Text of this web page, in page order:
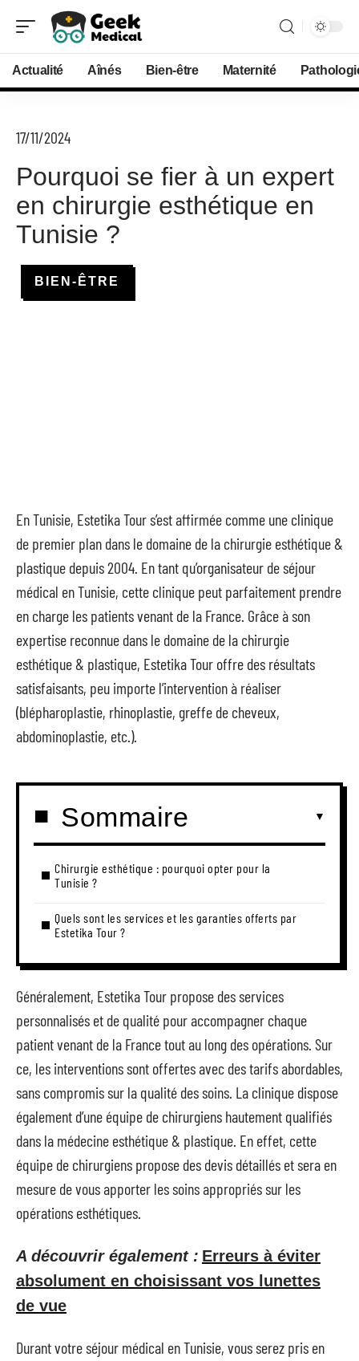
Actualité Aînés Bien-être Maternité
17/11/2024
Pourquoi se fier à un expert
en chirurgie esthétique en
Tunisie ?
BIEN-ÊTRE
En Tunisie, Estetika Tour s’est affirmée comme une clinique
de premier plan dans le domaine de la chirurgie esthétique &
plastique depuis 2004. En tant qu’organisateur de séjour
médical en Tunisie, cette clinique peut parfaitement prendre
en charge les patients venant de la France. Grâce à son
expertise reconnue dans le domaine de la chirurgie
esthétique & plastique, Estetika Tour offre des résultats
satisfaisants, peu importe l’intervention à réaliser
(blépharoplastie, rhinoplastie, greffe de cheveux,
abdominoplastie, etc.).
Sommaire
Chirurgie esthétique : pourquoi opter pour la
Tunisie ?
Quels sont les services et les garanties offerts par
Estetika Tour ?
Généralement, Estetika Tour propose des services
personnalisés et de qualité pour accompagner chaque
patient venant de la France tout au long des opérations. Sur
ce, les interventions sont offertes avec des tarifs abordables,
sans compromis sur la qualité des soins. La clinique dispose
également d’une équipe de chirurgiens hautement qualifiés
dans la médecine esthétique & plastique. En effet, cette
équipe de chirurgiens propose des devis détaillés et sera en
mesure de vous apporter les soins appropriés sur les
opérations esthétiques.
A découvrir également : Erreurs à éviter
absolument en choisissant vos lunettes
de vue
Durant votre séjour médical en Tunisie, vous serez pris en